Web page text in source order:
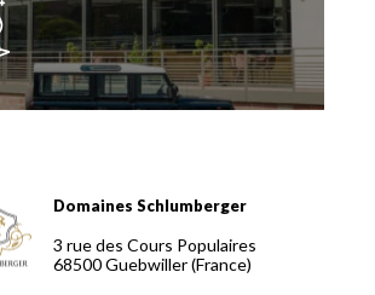
Schlumberger Vignerons 100% récoltants
Domaines Schlumberger
3 rue des Cours Populaires
68500Guebwiller(France)